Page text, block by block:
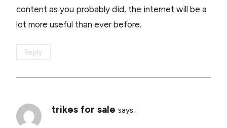
content as you probably did, the internet will be a
lot more useful than ever before.
Reply
trikes for sale says: